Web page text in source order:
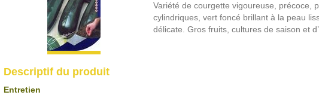
Variété de courgette vigoureuse, précoce,
cylindriques, vert foncé brillant à la peau
délicate. Gros fruits, cultures de saison et
Descriptif du produit
Entretien